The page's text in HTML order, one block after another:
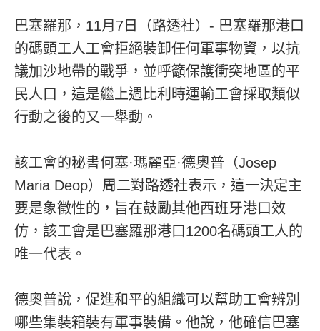
巴塞羅那，11月7日（路透社）- 巴塞羅那港口
的碼頭工人工會拒絕裝卸任何軍事物資，以抗
議加沙地帶的戰爭，並呼籲保護衝突地區的平
民人口，這是繼上週比利時運輸工會採取類似
行動之後的又一舉動。
該工會的秘書何塞·瑪麗亞·德奧普（Josep
Maria Deop）周二對路透社表示，這一決定主
要是象徵性的，旨在鼓勵其他西班牙港口效
仿，該工會是巴塞羅那港口1200名碼頭工人的
唯一代表。
德奧普說，促進和平的組織可以幫助工會辨別
哪些集裝箱裝有軍事裝備。他說，他確信巴塞